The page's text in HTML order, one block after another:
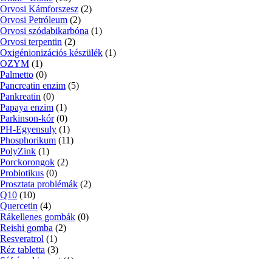
Orvosi Kámforszesz (2)
Orvosi Petróleum (2)
Orvosi szódabikarbóna (1)
Orvosi terpentin (2)
Oxigénionizációs készülék (1)
OZYM (1)
Palmetto (0)
Pancreatin enzim (5)
Pankreatin (0)
Papaya enzim (1)
Parkinson-kór (0)
PH-Egyensuly (1)
Phosphorikum (11)
PolyZink (1)
Porckorongok (2)
Probiotikus (0)
Prosztata problémák (2)
Q10 (10)
Quercetin (4)
Rákellenes gombák (0)
Reishi gomba (2)
Resveratrol (1)
Réz tabletta (3)